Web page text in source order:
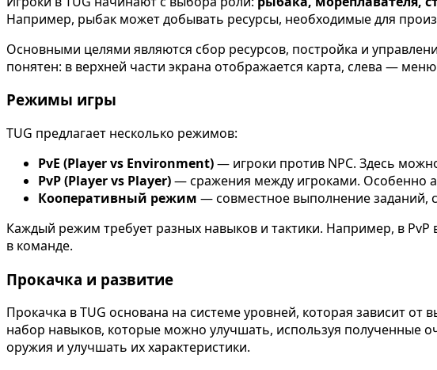
Например, рыбак может добывать ресурсы, необходимые для
Основными целями являются сбор ресурсов, постройка и
понятен: в верхней части экрана отображается карта, слева —
Режимы игры
TUG предлагает несколько режимов:
PvE (Player vs Environment)— игроки против NPC. Здесь
PvP (Player vs Player)— сражения между игроками. Особенно
Кооперативный режим — совместное выполнение заданий,
Каждый режим требует разных навыков и тактики. Например, в
в команде.
Прокачка и развитие
Прокачка в TUG основана на системе уровней, которая зависит
набор навыков, которые можно улучшать, используя полученные
оружия и улучшать их характеристики.